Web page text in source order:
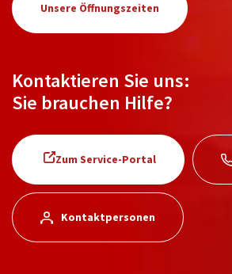
Unsere Öffnungszeiten
Kontaktieren Sie uns:
Sie brauchen Hilfe?
Zum Service-Portal
Kontaktpersonen